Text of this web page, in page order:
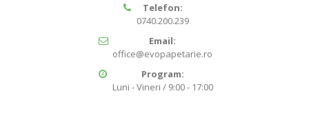
Telefon:
0740.200.239
Email:
office@evopapetarie.ro
Program:
Luni - Vineri / 9:00 - 17:00